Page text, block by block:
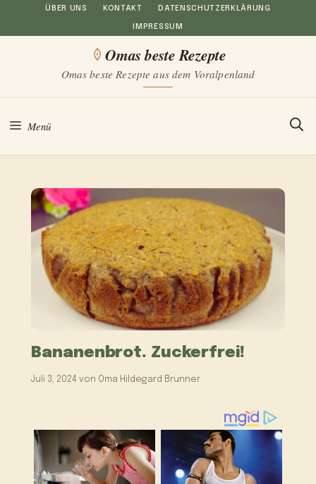
Inhalt
ÜBER UNS KONTAKT DATENSCHUTZERKLÄRUNG
IMPRESSUM
Omas beste Rezepte
Omas beste Rezepte aus dem Voralpenland
Menü
Bananenbrot. Zuckerfrei!
Juli 3, 2024 von Oma Hildegard Brunner